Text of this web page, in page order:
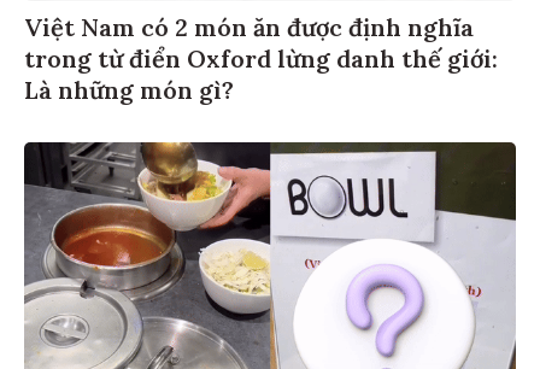
Việt Nam có 2 món ăn được định nghĩa
trong từ điển Oxford lừng danh thế giới:
Là những món gì?